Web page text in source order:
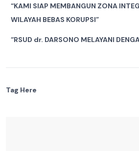
“KAMI SIAP MEMBANGUN ZONA
WILAYAH BEBAS KORUPSI”
“RSUD dr. DARSONO MELAYANI
Tag Here